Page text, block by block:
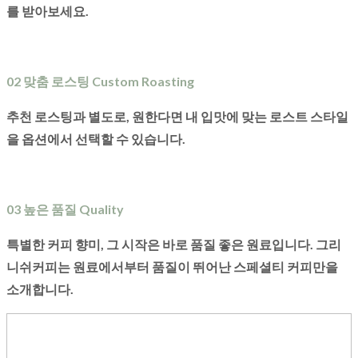
를 받아보세요.
02 맞춤 로스팅 Custom Roasting
추천 로스팅과 별도로, 원한다면 내 입맛에 맞는 로스트 스타일
을 옵션에서 선택할 수 있습니다.
03 높은 품질 Quality
특별한 커피 향미, 그 시작은 바로 품질 좋은 원료입니다. 그리
니쉬커피는 원료에서부터 품질이 뛰어난 스페셜티 커피만을
소개합니다.